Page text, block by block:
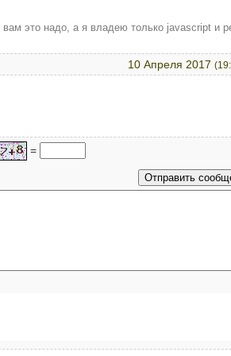
это надо, а я владею только javascript и
10 Апреля 2017
=